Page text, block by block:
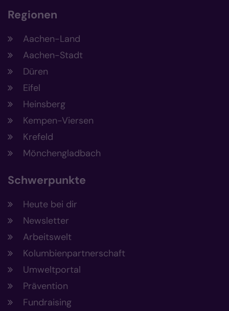
Regionen
Aachen-Land
Aachen-Stadt
Düren
Eifel
Heinsberg
Kempen-Viersen
Krefeld
Mönchengladbach
Schwerpunkte
Heute bei dir
Newsletter
Arbeitswelt
Kolumbienpartnerschaft
Umweltportal
Prävention
Fundraising